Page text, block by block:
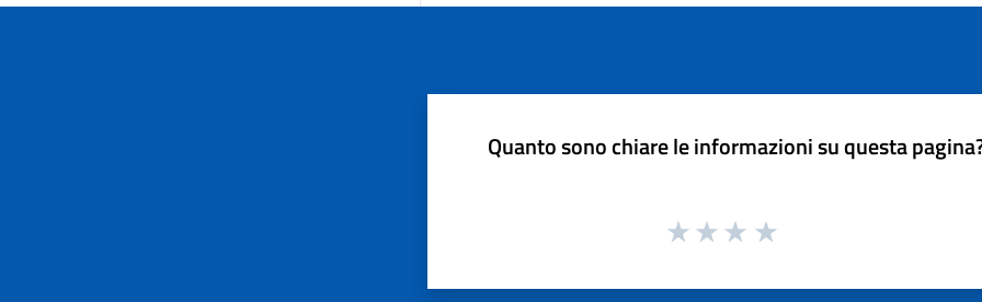
Quanto sono chiare le informazioni su questa